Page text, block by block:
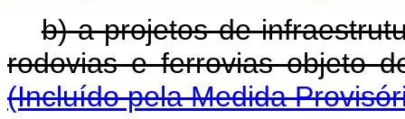
b) a projetos de
rodovias e ferrovias objeto
(Incluído pela Medida